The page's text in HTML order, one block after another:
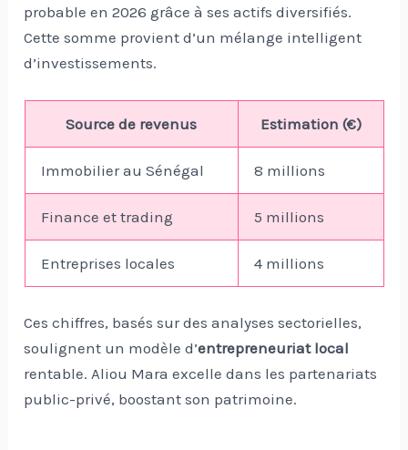
probable en 2026 grâce à ses actifs diversifiés.
Cette somme provient d’un mélange intelligent
d’investissements.
Source de revenus Estimation (€)
Immobilier au Sénégal 8 millions
Finance et trading 5 millions
Entreprises locales 4 millions
Ces chiffres, basés sur des analyses sectorielles,
soulignent un modèle d’entrepreneuriat local
rentable. Aliou Mara excelle dans les partenariats
public-privé, boostant son patrimoine.